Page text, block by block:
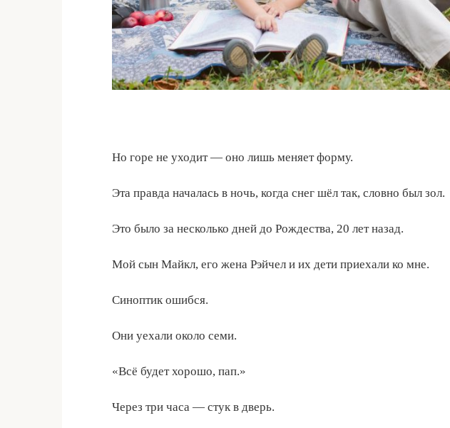
Но горе не уходит — оно лишь меняет форму.
Эта правда началась в ночь, когда снег шёл так, словно был зол.
Это было за несколько дней до Рождества, 20 лет назад.
Мой сын Майкл, его жена Рэйчел и их дети приехали ко мне.
Синоптик ошибся.
Они уехали около семи.
«Всё будет хорошо, пап.»
Через три часа — стук в дверь.